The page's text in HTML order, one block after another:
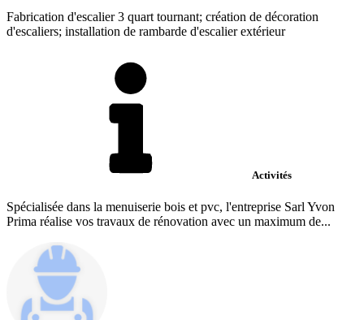
Fabrication d'escalier 3 quart tournant; création de décoration
d'escaliers; installation de rambarde d'escalier extérieur
Activités
Spécialisée dans la menuiserie bois et pvc, l'entreprise Sarl Yvon
Prima réalise vos travaux de rénovation avec un maximum de...